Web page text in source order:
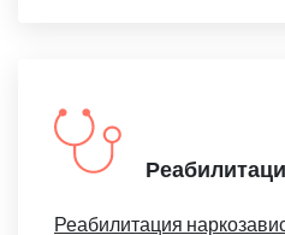
Реабилитация